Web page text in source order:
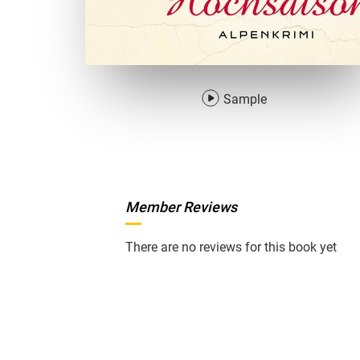
Sample
Member Reviews
There are no reviews for this book yet